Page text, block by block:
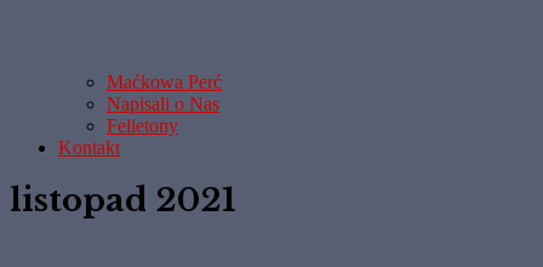
Maćkowa Perć
Napisali o Nas
Felietony
Kontakt
listopad 2021